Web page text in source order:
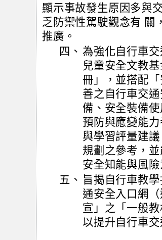
顯示事故發生原因多與
乏防禦性駕駛觀念有 關
推廣。
四、 為強化自行車
兒童安全文教
冊」，並搭配
善之自行車交
備、安全裝備
預防與應變能
與學習評量建
規劃之參考，
安全知能與風
五、 旨揭自行車教
通安全入口網
宣」之「一般
以提升自行車交